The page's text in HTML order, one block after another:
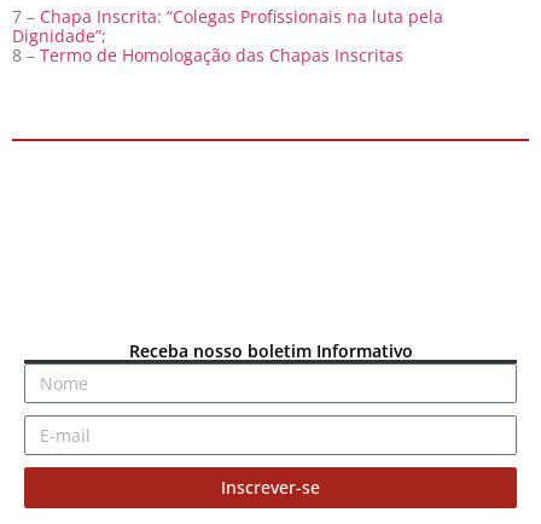
7 – Chapa Inscrita: “Colegas Profissionais na luta pela
Dignidade”;
8 – Termo de Homologação das Chapas Inscritas
Receba nosso boletim Informativo
Inscrever-se